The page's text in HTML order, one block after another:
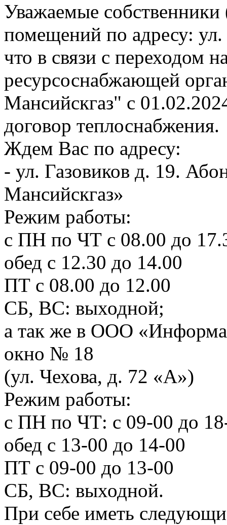
Уважаемые
помещений по адресу:
что в связи с переходом
ресурсоснабжающей
Мансийскгаз" с
договор теплоснабжения.
Ждем Вас по адресу:
- ул. Газовиков д. 19.
Мансийскгаз»
Режим работы:
с ПН по ЧТ с 08.00 до
обед с 12.30 до 14.00
ПТ с 08.00 до 12.00
СБ, ВС: выходной;
а так же в ООО
окно № 18
(ул. Чехова, д. 72 «А»)
Режим работы:
с ПН по ЧТ: с 09-00 до
обед с 13-00 до 14-00
ПТ с 09-00 до 13-00
СБ, ВС: выходной.
При себе иметь